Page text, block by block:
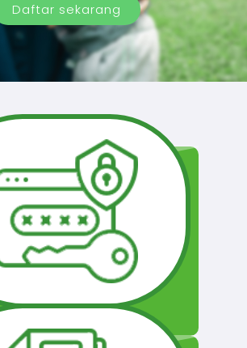
Daftar sekarang